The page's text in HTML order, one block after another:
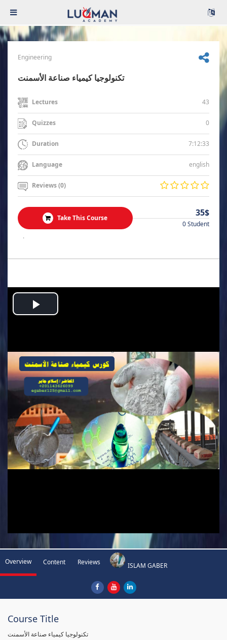
Engineering
تكنولوجيا كيمياء صناعة الأسمنت
Lectures 43
Quizzes 0
Duration 7:12:33
Language english
Reviews (0)
Take This Course 35$
0 Student
.
Play
Overview Content Reviews ISLAM GABER
Course Title
تكنولوجيا كيمياء صناعة الأسمنت